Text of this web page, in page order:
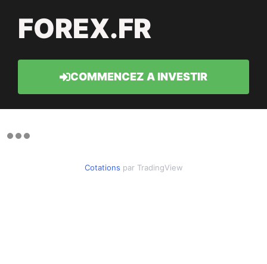
FOREX.FR
COMMENCEZ A INVESTIR
Cotations par TradingView